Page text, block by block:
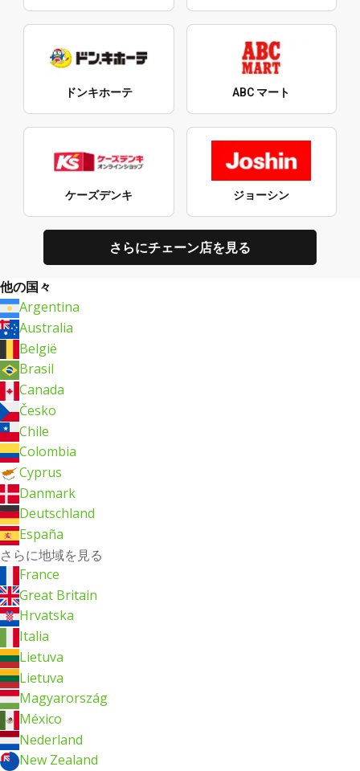
ドンキホーテ ABC マート
ケーズデンキ ジョーシン
さらにチェーン店を見る
他の国々
Argentina
Australia
België
Brasil
Canada
Česko
Chile
Colombia
Cyprus
Danmark
Deutschland
España
さらに地域を見る
France
Great Britain
Hrvatska
Italia
Lietuva
Lietuva
Magyarország
México
Nederland
New Zealand